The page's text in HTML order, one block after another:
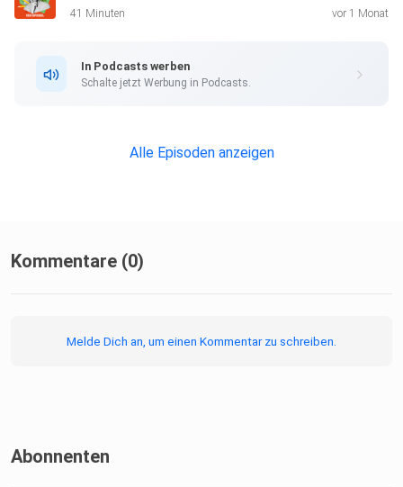
Alle Newsletter vom SPIEGEL finden Sie hier.
Hier geht es zur SPIEGEL Akademie.
Sie möchten den SPIEGEL mitgestalten? Registrieren Sie
Informationen zu unserer Datenschutzerklärung.
41 Minuten vor 1 Monat
In Podcasts werben
Schalte jetzt Werbung in Podcasts.
Alle Episoden anzeigen
Kommentare (0)
Melde Dich an, um einen Kommentar zu schreiben.
Abonnenten